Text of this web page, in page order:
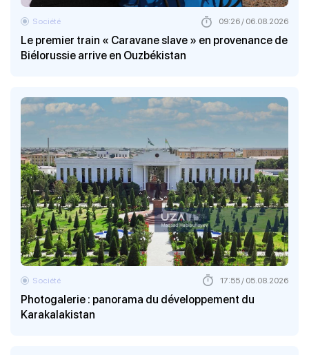
Le premier train « Caravane slave » en provenance de
Biélorussie arrive en Ouzbékistan
Société 09:26 / 06.08.2026
Photogalerie : panorama du développement du
Karakalakistan
Société 17:55 / 05.08.2026